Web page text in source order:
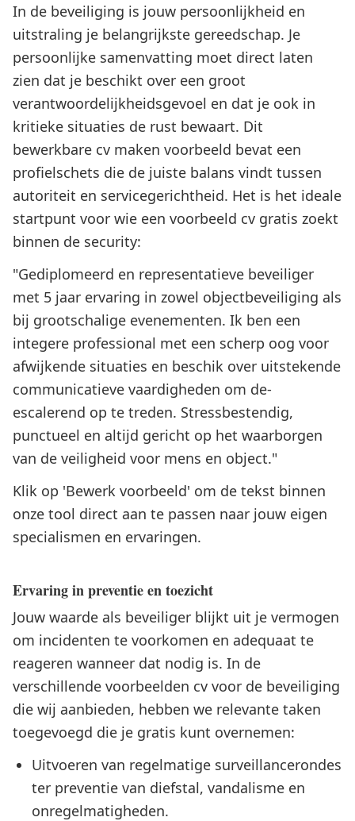
In de beveiliging is jouw persoonlijkheid en
uitstraling je belangrijkste gereedschap. Je
persoonlijke samenvatting moet direct laten
zien dat je beschikt over een groot
verantwoordelijkheidsgevoel en dat je ook in
kritieke situaties de rust bewaart. Dit
bewerkbare cv maken voorbeeld bevat een
profielschets die de juiste balans vindt tussen
autoriteit en servicegerichtheid. Het is het ideale
startpunt voor wie een voorbeeld cv gratis zoekt
binnen de security:
"Gediplomeerd en representatieve beveiliger
met 5 jaar ervaring in zowel objectbeveiliging als
bij grootschalige evenementen. Ik ben een
integere professional met een scherp oog voor
afwijkende situaties en beschik over uitstekende
communicatieve vaardigheden om de-
escalerend op te treden. Stressbestendig,
punctueel en altijd gericht op het waarborgen
van de veiligheid voor mens en object."
Klik op 'Bewerk voorbeeld' om de tekst binnen
onze tool direct aan te passen naar jouw eigen
specialismen en ervaringen.
Ervaring in preventie en toezicht
Jouw waarde als beveiliger blijkt uit je vermogen
om incidenten te voorkomen en adequaat te
reageren wanneer dat nodig is. In de
verschillende voorbeelden cv voor de beveiliging
die wij aanbieden, hebben we relevante taken
toegevoegd die je gratis kunt overnemen:
Uitvoeren van regelmatige surveillancerondes
ter preventie van diefstal, vandalisme en
onregelmatigheden.